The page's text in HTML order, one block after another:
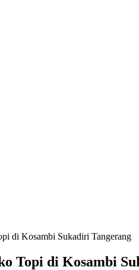
di Kosambi Sukadiri Tangerang
Topi di Kosambi